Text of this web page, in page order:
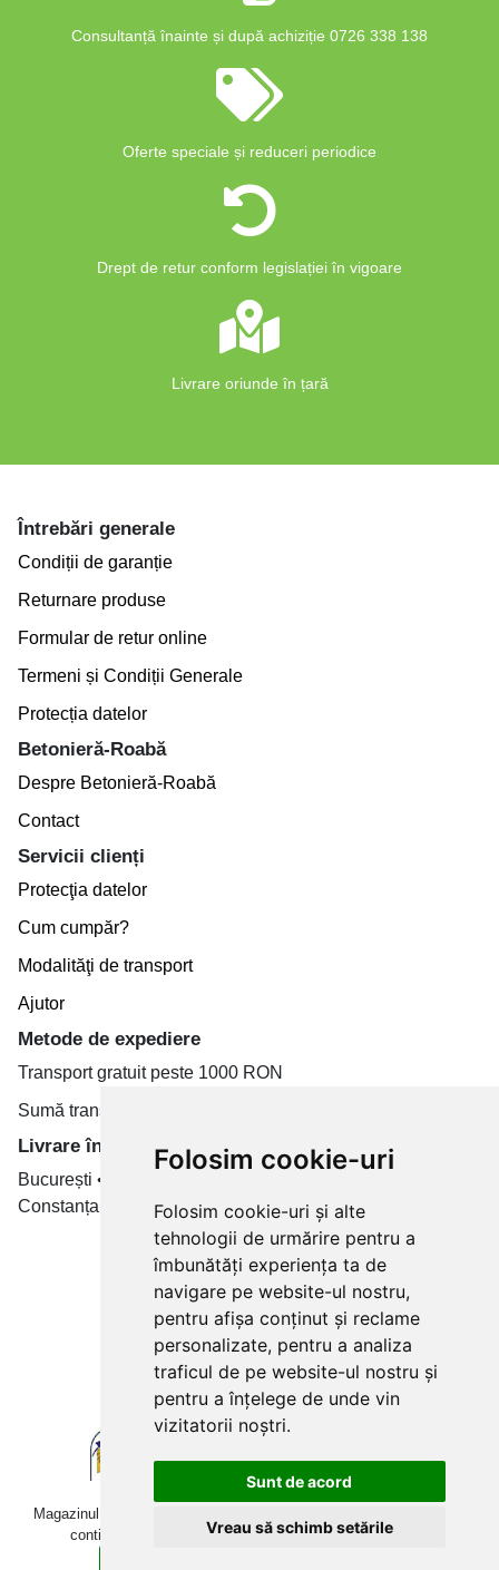
Folosim cookie-uri
Folosim cookie-uri și alte
tehnologii de urmărire pentru a
îmbunătăți experiența ta de
navigare pe website-ul nostru,
pentru afișa conținut și reclame
personalizate, pentru a analiza
traficul de pe website-ul nostru și
pentru a înțelege de unde vin
vizitatorii noștri.
Sunt de acord
Vreau să schimb setările
Magazinul online betoniera-roaba.ro folosește cookies. Navigând în
continuare, îți exprimi acordul pentru folosirea acestora.
Consultanță înainte și după achiziție 0726 338 138
Oferte speciale și reduceri periodice
Drept de retur conform legislației în vigoare
Livrare oriunde în țară
Întrebări generale
Condiții de garanție
Returnare produse
Formular de retur online
Termeni și Condiții Generale
Protecția datelor
Betonieră-Roabă
Despre Betonieră-Roabă
Contact
Servicii clienți
Protecţia datelor
Cum cumpăr?
Modalităţi de transport
Ajutor
Metode de expediere
Transport gratuit peste 1000 RON
Sumă transport de la 19.99 RON
Livrare în toate țară
București • Cluj-Napoca • Brașov • Timișoara • Iași •
Constanța • Craiova
Plăți cu card bancar prin